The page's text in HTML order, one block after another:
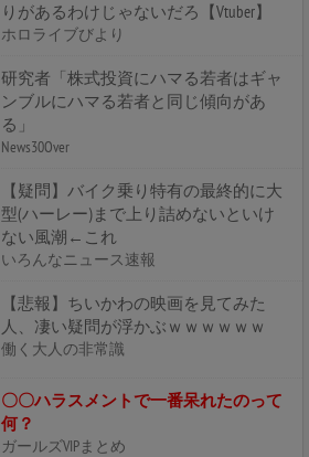
りがあるわけじゃないだろ【Vtuber】
ホロライブびより
研究者「株式投資にハマる若者はギャ
ンブルにハマる若者と同じ傾向があ
る」
News30Over
【疑問】バイク乗り特有の最終的に大
型(ハーレー)まで上り詰めないといけ
ない風潮←これ
いろんなニュース速報
【悲報】ちいかわの映画を見てみた
人、凄い疑問が浮かぶｗｗｗｗｗｗ
働く大人の非常識
〇〇ハラスメントで一番呆れたのって
何？
ガールズVIPまとめ